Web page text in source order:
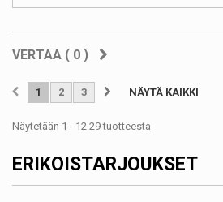
VERTAA ( 0 )
NÄYTÄ KAIKKI
1 2 3
Näytetään 1 - 12 29 tuotteesta
ERIKOISTARJOUKSET